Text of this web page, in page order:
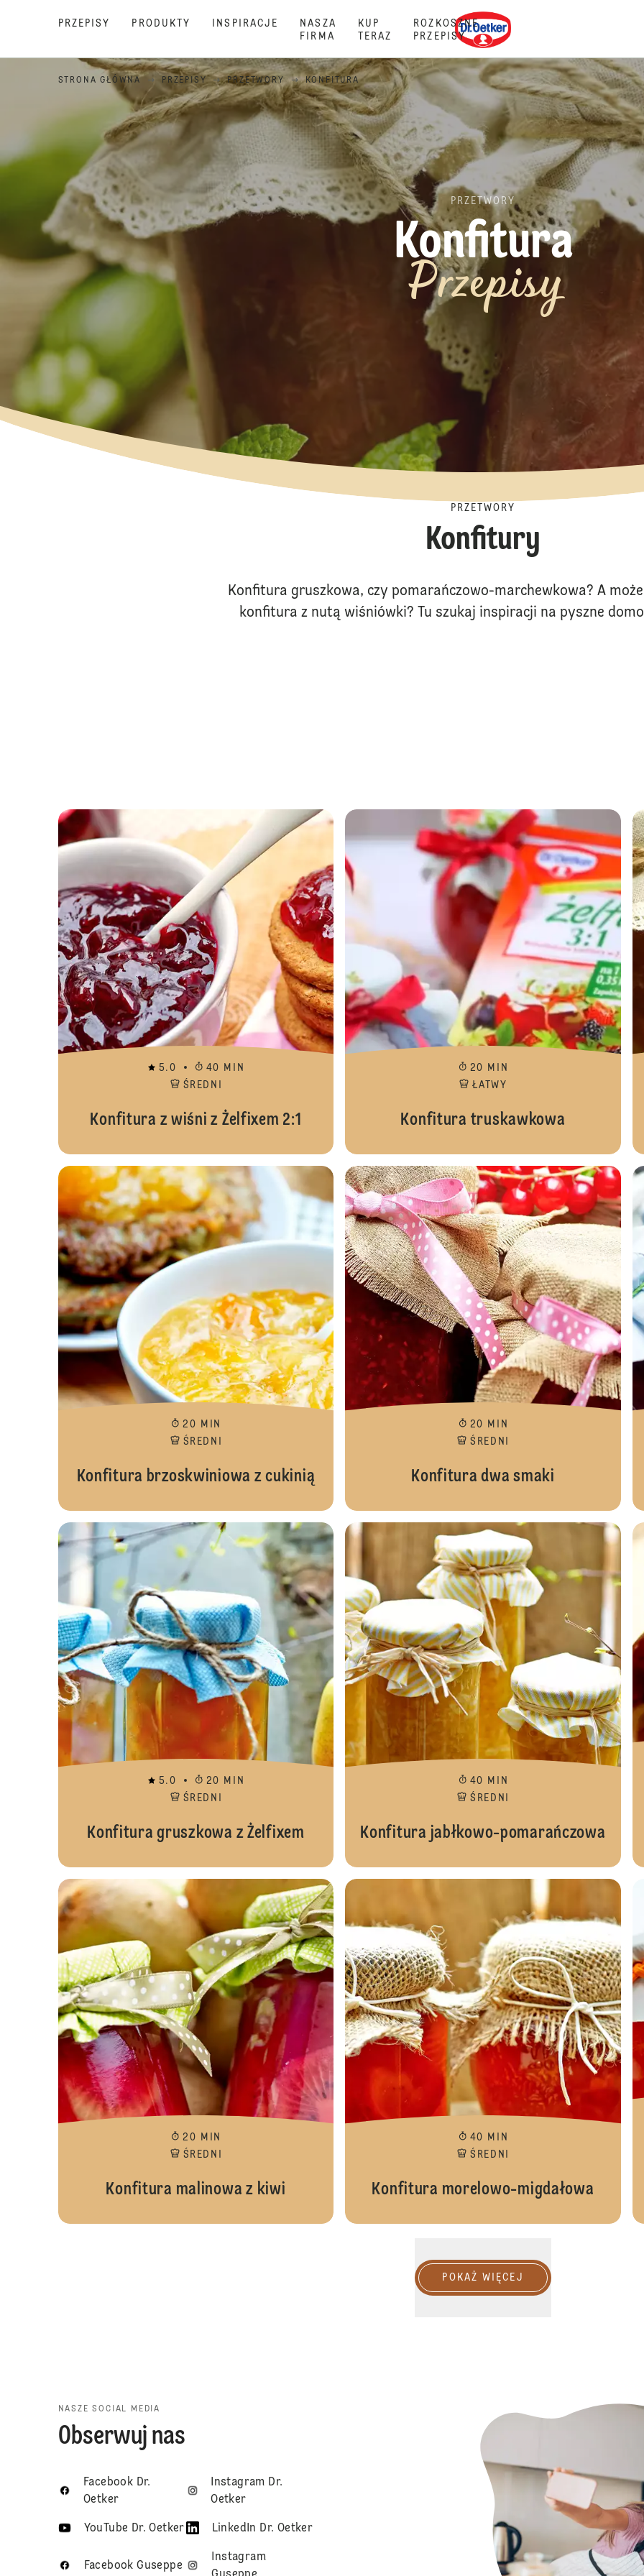
PRZEPISY PRODUKTY INSPIRACJE
NASZA
FIRMA
KUP
TERAZ
ROZKOSZNE
PRZEPISY
Dr. Oetker
STRONA GŁÓWNA PRZEPISY PRZETWORY KONFITURA
PRZETWORY
Konfitura
Przepisy
PRZETWORY
Konfitury
Konfitura gruszkowa, czy pomarańczowo-marchewkowa? A
konfitura z nutą wiśniówki? Tu szukaj inspiracji na pyszne
5.0
40 MIN
ŚREDNI
Konfitura z wiśni z Żelfixem 2:1
20 MIN
ŁATWY
Konfitura truskawkowa
20 MIN
ŚREDNI
Konfitura brzoskwiniowa z cukinią
20 MIN
ŚREDNI
Konfitura dwa smaki
5.0
20 MIN
ŚREDNI
Konfitura gruszkowa z Żelfixem
40 MIN
ŚREDNI
Konfitura jabłkowo-pomarańczowa
20 MIN
ŚREDNI
Konfitura malinowa z kiwi
40 MIN
ŚREDNI
Konfitura morelowo-migdałowa
POKAŻ WIĘCEJ
NASZE SOCIAL MEDIA
Obserwuj nas
Facebook Dr.
Oetker
Instagram Dr.
Oetker
YouTube Dr. Oetker LinkedIn Dr. Oetker
Facebook Guseppe
Instagram